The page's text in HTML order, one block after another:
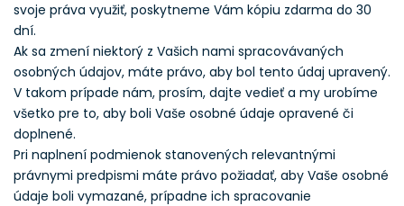
svoje práva využiť, poskytneme Vám kópiu zdarma do 30
dní.
Ak sa zmení niektorý z Vašich nami spracovávaných
osobných údajov, máte právo, aby bol tento údaj upravený.
V takom prípade nám, prosím, dajte vedieť a my urobíme
všetko pre to, aby boli Vaše osobné údaje opravené či
doplnené.
Pri naplnení podmienok stanovených relevantnými
právnymi predpismi máte právo požiadať, aby Vaše osobné
údaje boli vymazané, prípadne ich spracovanie